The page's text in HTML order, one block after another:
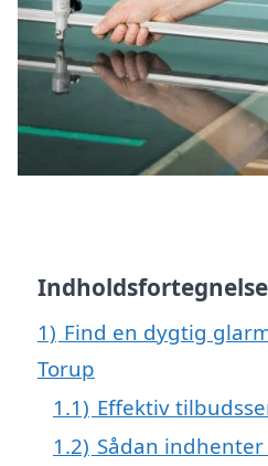
Indholdsfortegnelse
1) Find en dygtig
Torup
1.1) Effektiv
1.2) Sådan